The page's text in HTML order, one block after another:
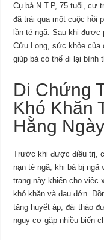
Cụ bà N.T.P, 75 tuổi, cư
đã trải qua một cuộc hồi
lần té ngã. Sau khi được
Cửu Long, sức khỏe của
giúp bà có thể đi lại bình
Di Chứng
Khó Khăn
Hằng Ngày
Trước khi được điều trị,
nạn té ngã, khi bà bị ngã
trạng này khiến cho việc
khó khăn và đau đớn.
tăng huyết áp, đái tháo
nguy cơ gặp nhiều biến